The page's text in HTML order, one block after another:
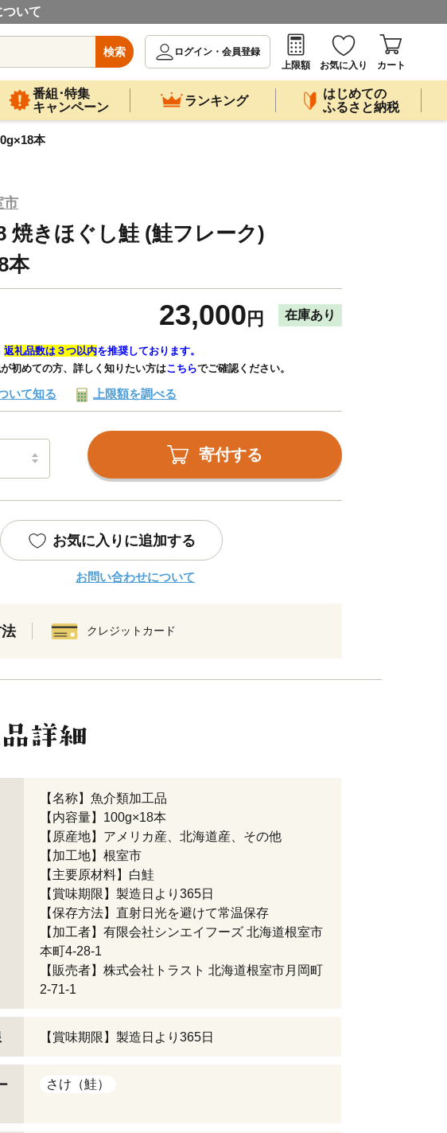
いて
検索
ログイン・会員登録
上限額
お気に入り カート
番組･特集
キャンペーン
ランキング
はじめての
ふるさと納税
本
市
焼きほぐし鮭 (鮭フレーク)
本
23,000 円 在庫あり
返礼品数は３つ以内を推奨しております。
初めての方、詳しく知りたい方はこちらでご確認ください。
いて知る 上限額を調べる
寄付する
お気に入りに追加する
お問い合わせについて
クレジットカード
【名称】魚介類加工品
【内容量】100g×18本
【原産地】アメリカ産、北海道産、その他
【加工地】根室市
【主要原材料】白鮭
【賞味期限】製造日より365日
【保存方法】直射日光を避けて常温保存
【加工者】有限会社シンエイフーズ 北海道根室市
本町4-28-1
【販売者】株式会社トラスト 北海道根室市月岡町
2-71-1
【賞味期限】製造日より365日
さけ（鮭）